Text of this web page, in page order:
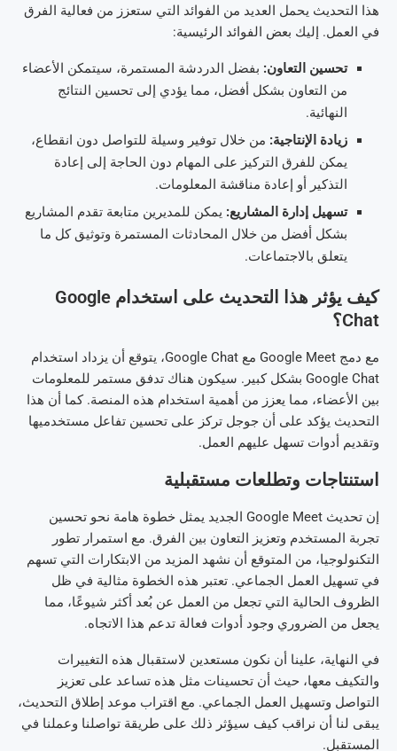
هذا التحديث يحمل العديد من الفوائد التي ستعزز من فعالية الفرق
في العمل. إليك بعض الفوائد الرئيسية:
تحسين التعاون: بفضل الدردشة المستمرة، سيتمكن الأعضاء
من التعاون بشكل أفضل، مما يؤدي إلى تحسين النتائج
النهائية.
زيادة الإنتاجية: من خلال توفير وسيلة للتواصل دون انقطاع،
يمكن للفرق التركيز على المهام دون الحاجة إلى إعادة
التذكير أو إعادة مناقشة المعلومات.
تسهيل إدارة المشاريع: يمكن للمديرين متابعة تقدم المشاريع
بشكل أفضل من خلال المحادثات المستمرة وتوثيق كل ما
يتعلق بالاجتماعات.
كيف يؤثر هذا التحديث على استخدام Google
Chat؟
مع دمج Google Meet مع Google Chat، يتوقع أن يزداد استخدام
Google Chat بشكل كبير. سيكون هناك تدفق مستمر للمعلومات
بين الأعضاء، مما يعزز من أهمية استخدام هذه المنصة. كما أن هذا
التحديث يؤكد على أن جوجل تركز على تحسين تفاعل مستخدميها
وتقديم أدوات تسهل عليهم العمل.
استنتاجات وتطلعات مستقبلية
إن تحديث Google Meet الجديد يمثل خطوة هامة نحو تحسين
تجربة المستخدم وتعزيز التعاون بين الفرق. مع استمرار تطور
التكنولوجيا، من المتوقع أن نشهد المزيد من الابتكارات التي تسهم
في تسهيل العمل الجماعي. تعتبر هذه الخطوة مثالية في ظل
الظروف الحالية التي تجعل من العمل عن بُعد أكثر شيوعًا، مما
يجعل من الضروري وجود أدوات فعالة تدعم هذا الاتجاه.
في النهاية، علينا أن نكون مستعدين لاستقبال هذه التغييرات
والتكيف معها، حيث أن تحسينات مثل هذه تساعد على تعزيز
التواصل وتسهيل العمل الجماعي. مع اقتراب موعد إطلاق التحديث،
يبقى لنا أن نراقب كيف سيؤثر ذلك على طريقة تواصلنا وعملنا في
المستقبل.